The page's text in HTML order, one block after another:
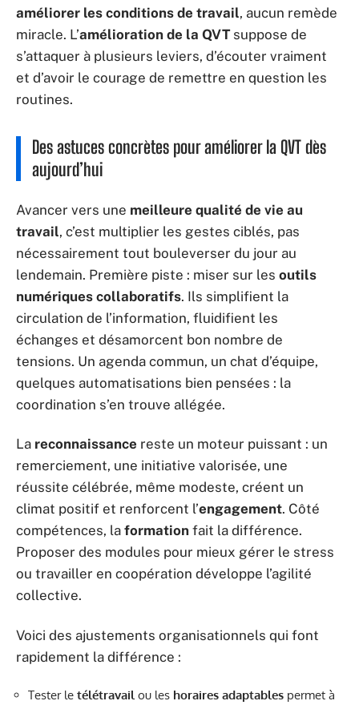
améliorer les conditions de travail, aucun remède
miracle. L’amélioration de la QVTsuppose de
s’attaquer à plusieurs leviers, d’écouter vraiment
et d’avoir le courage de remettre en question les
routines.
Des astuces concrètes pour améliorer la QVT dès
aujourd’hui
Avancer vers une meilleure qualité de vie au
travail, c’est multiplier les gestes ciblés, pas
nécessairement tout bouleverser du jour au
lendemain. Première piste : miser sur les outils
numériques collaboratifs. Ils simplifient la
circulation de l’information, fluidifient les
échanges et désamorcent bon nombre de
tensions. Un agenda commun, un chat d’équipe,
quelques automatisations bien pensées : la
coordination s’en trouve allégée.
La reconnaissance reste un moteur puissant : un
remerciement, une initiative valorisée, une
réussite célébrée, même modeste, créent un
climat positif et renforcent l’engagement. Côté
compétences, la formation fait la différence.
Proposer des modules pour mieux gérer le stress
ou travailler en coopération développe l’agilité
collective.
Voici des ajustements organisationnels qui font
rapidement la différence :
Tester le télétravailou les horaires adaptables permet à